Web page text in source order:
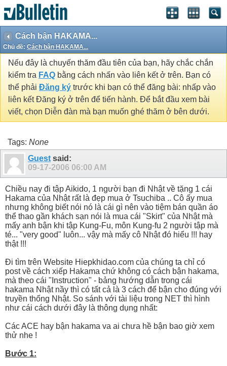
Cách bận HAKAMA...
Chủ đề: Cách bận HAKAMA...
Nếu đây là chuyến thăm đầu tiên của bạn, hãy chắc chắn
kiểm tra FAQ bằng cách nhấn vào liên kết ở trên. Bạn có
thể phải Đăng ký trước khi bạn có thể đăng bài: nhấp vào
liên kết Đăng ký ở trên để tiến hành. Để bắt đầu xem bài
viết, chọn Diễn đàn mà bạn muốn ghé thăm ở bên dưới.
Tags: None
Guest said:
09-17-2006 06:00 AM
Chiều nay đi tập Aikido, 1 người bạn đi Nhật về tặng 1 cái
Hakama của Nhật rất là đẹp mua ở Tsuchiba .. Cô ấy mua
nhưng không biết nói nó là cái gì nên vào tiệm bán quần áo
thể thao gần khách sạn nói là mua cái "Skirt" của Nhật mà
mấy anh bận khi tập Kung-Fu, môn Kung-fu 2 người tập mà
té... "very good" luôn... vậy mà mấy cô Nhật đó hiểu !!! hay
thật !!!
Đi tìm trên Website Hiepkhidao.com của chúng ta chỉ có
post về cách xiếp Hakama chứ không có cách bận hakama,
mà theo cái "Instruction" - bảng hướng dẫn trong cái
hakama Nhật nầy thì có tất cả là 3 cách để bận cho đúng với
truyền thống Nhật. So sánh với tài liệu trong NET thì hình
như cái cách dưới đây là thông dụng nhất:
Các ACE hay bận hakama va ai chưa hề bận bao giờ xem
thử nhe !
Bước 1: